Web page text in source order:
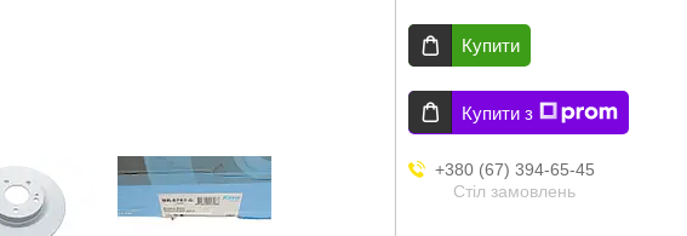
Купити
Купити з
+380 (67) 394-65-45
Стіл замовлень